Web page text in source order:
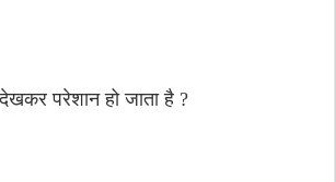
परेशान हो जाता है ?